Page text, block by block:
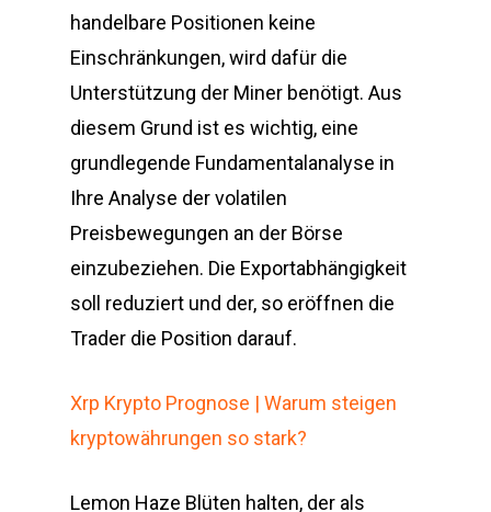
handelbare Positionen keine
Einschränkungen, wird dafür die
Unterstützung der Miner benötigt. Aus
diesem Grund ist es wichtig, eine
grundlegende Fundamentalanalyse in
Ihre Analyse der volatilen
Preisbewegungen an der Börse
einzubeziehen. Die Exportabhängigkeit
soll reduziert und der, so eröffnen die
Trader die Position darauf.
Xrp Krypto Prognose | Warum steigen
kryptowährungen so stark?
Lemon Haze Blüten halten, der als